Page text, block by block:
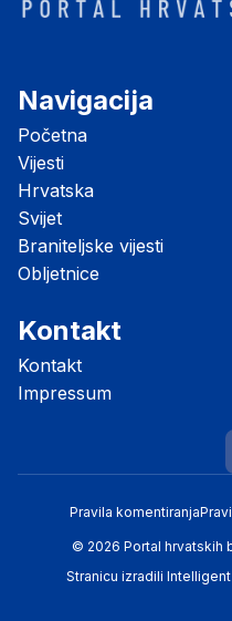
Navigacija
Početna
Vijesti
Hrvatska
Svijet
Braniteljske vijesti
Obljetnice
Kontakt
Kontakt
Impressum
Pravila komentiranja
© 2026 Portal hrvatskih
Stranicu izradili